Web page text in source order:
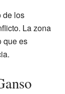
de los
La zona
que es